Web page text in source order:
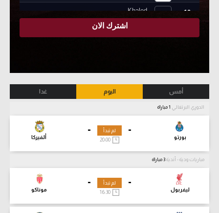
أمس اليوم غدا
الدوري البرتغالي
-
بورتو
-
ألفيركا
لم تبدأ
مباريات ودية - أندية
-
ليفربول
-
موناكو
لم تبدأ